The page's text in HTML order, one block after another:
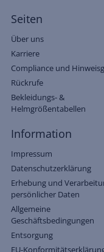
Seiten
Über uns
Karriere
Compliance und
Rückrufe
Bekleidungs- &
Helmgrößentabellen
Information
Impressum
Datenschutzerklärung
Erhebung und
persönlicher Daten
Allgemeine
Geschäftsbedingungen
Entsorgung
EU-